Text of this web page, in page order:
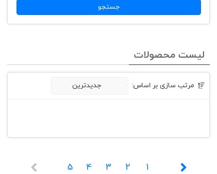
جستجو
لیست محصولات
مرتب سازی بر اساس: جدیدترین
1
2
3
4
5